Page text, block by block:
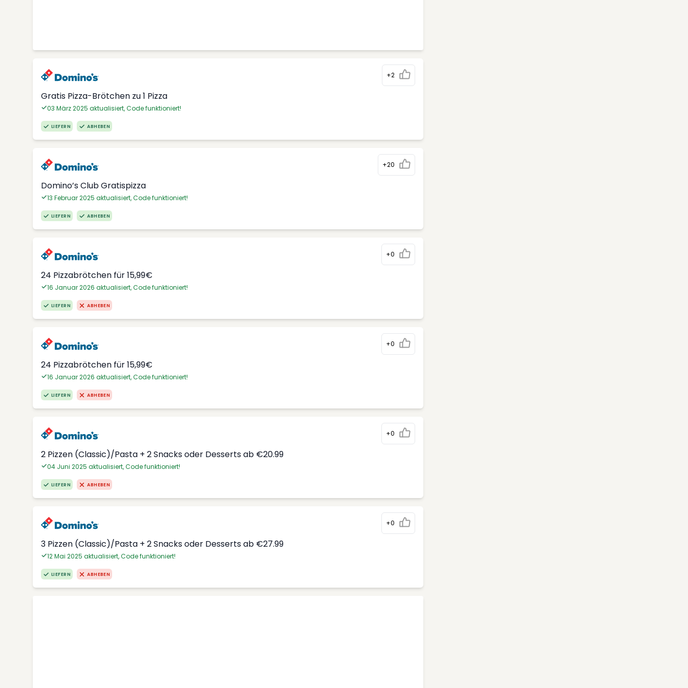
+2
Gratis Pizza-Brötchen zu 1 Pizza
03 März 2025 aktualisiert, Code funktioniert!
LIEFERN ABHEBEN
+20
Domino’s Club Gratispizza
13 Februar 2025 aktualisiert, Code funktioniert!
LIEFERN ABHEBEN
+0
24 Pizzabrötchen für 15,99€
16 Januar 2026 aktualisiert, Code funktioniert!
LIEFERN ABHEBEN
+0
24 Pizzabrötchen für 15,99€
16 Januar 2026 aktualisiert, Code funktioniert!
LIEFERN ABHEBEN
+0
2 Pizzen (Classic)/Pasta + 2 Snacks oder Desserts ab €20.99
04 Juni 2025 aktualisiert, Code funktioniert!
LIEFERN ABHEBEN
+0
3 Pizzen (Classic)/Pasta + 2 Snacks oder Desserts ab €27.99
12 Mai 2025 aktualisiert, Code funktioniert!
LIEFERN ABHEBEN